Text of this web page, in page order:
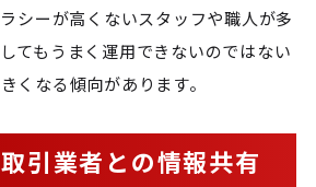
シーが高くないスタッフや職人が多
てもうまく運用できないのではない
くなる傾向があります。
引業者との情報共有